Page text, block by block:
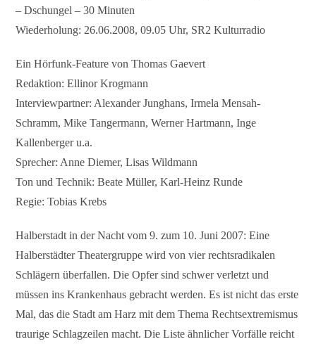
– Dschungel – 30 Minuten
Wiederholung: 26.06.2008, 09.05 Uhr, SR2 Kulturradio
Ein Hörfunk-Feature von Thomas Gaevert
Redaktion: Ellinor Krogmann
Interviewpartner: Alexander Junghans, Irmela Mensah-
Schramm, Mike Tangermann, Werner Hartmann, Inge
Kallenberger u.a.
Sprecher: Anne Diemer, Lisas Wildmann
Ton und Technik: Beate Müller, Karl-Heinz Runde
Regie: Tobias Krebs
Halberstadt in der Nacht vom 9. zum 10. Juni 2007: Eine
Halberstädter Theatergruppe wird von vier rechtsradikalen
Schlägern überfallen. Die Opfer sind schwer verletzt und
müssen ins Krankenhaus gebracht werden. Es ist nicht das erste
Mal, das die Stadt am Harz mit dem Thema Rechtsextremismus
traurige Schlagzeilen macht. Die Liste ähnlicher Vorfälle reicht